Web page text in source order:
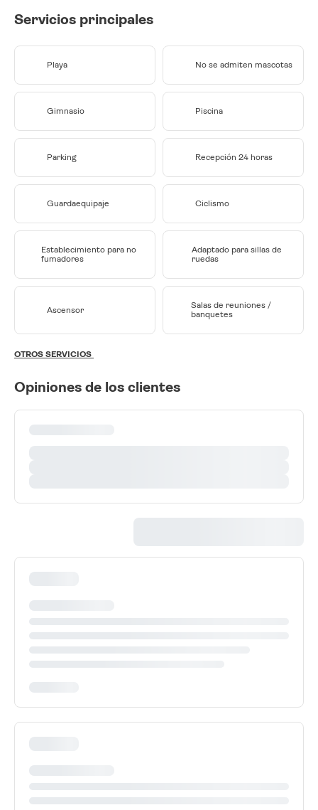
Servicios principales
Playa No se admiten mascotas
Gimnasio Piscina
Parking Recepción 24 horas
Guardaequipaje Ciclismo
Establecimiento para no
fumadores
Adaptado para sillas de
ruedas
Ascensor
Salas de reuniones /
banquetes
OTROS SERVICIOS
Opiniones de los clientes